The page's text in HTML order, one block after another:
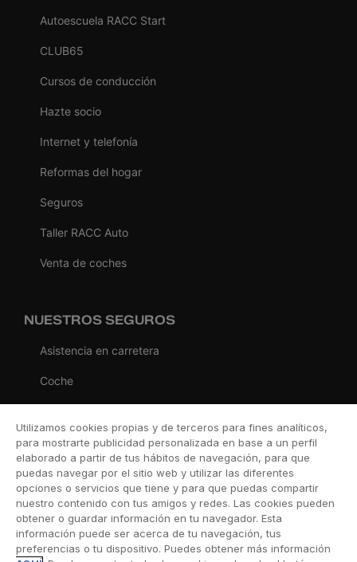
Autoescuela RACC Start
CLUB65
Cursos de conducción
Hazte socio
Internet y telefonía
Reformas del hogar
Seguros
Taller RACC Auto
Venta de coches
NUESTROS SEGUROS
Asistencia en carretera
Coche
Viaje
Hogar
Vida
Decesos
Utilizamos cookies propias y de terceros para fines analíticos,
para mostrarte publicidad personalizada en base a un perfil
elaborado a partir de tus hábitos de navegación, para que
puedas navegar por el sitio web y utilizar las diferentes
opciones o servicios que tiene y para que puedas compartir
nuestro contenido con tus amigos y redes. Las cookies pueden
obtener o guardar información en tu navegador. Esta
información puede ser acerca de tu navegación, tus
preferencias o tu dispositivo. Puedes obtener más información